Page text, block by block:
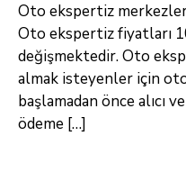
Oto ekspertiz
Oto ekspertiz fiyatları
değişmektedir. Oto
almak isteyenler için
başlamadan önce alıcı
ödeme […]